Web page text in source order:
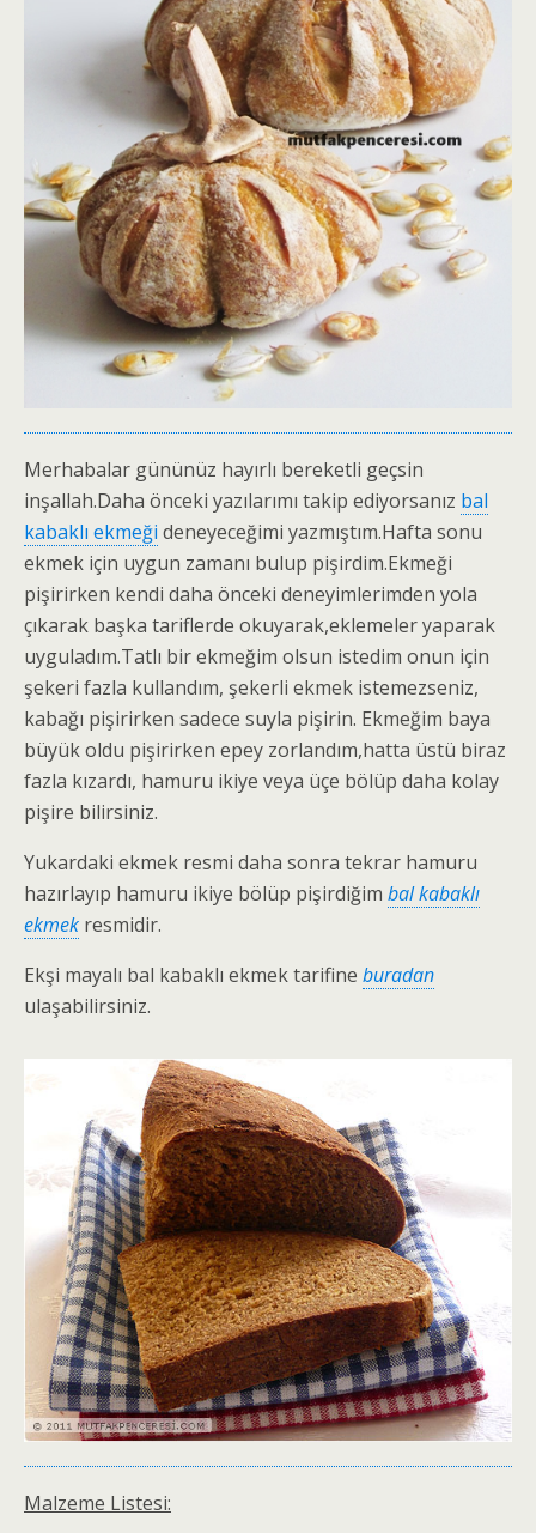
Merhabalar gününüz hayırlı bereketli geçsin
inşallah.Daha önceki yazılarımı takip ediyorsanız bal
kabaklı ekmeği deneyeceğimi yazmıştım.Hafta sonu
ekmek için uygun zamanı bulup pişirdim.Ekmeği
pişirirken kendi daha önceki deneyimlerimden yola
çıkarak başka tariflerde okuyarak,eklemeler yaparak
uyguladım.Tatlı bir ekmeğim olsun istedim onun için
şekeri fazla kullandım, şekerli ekmek istemezseniz,
kabağı pişirirken sadece suyla pişirin. Ekmeğim baya
büyük oldu pişirirken epey zorlandım,hatta üstü biraz
fazla kızardı, hamuru ikiye veya üçe bölüp daha kolay
pişire bilirsiniz.
Yukardaki ekmek resmi daha sonra tekrar hamuru
hazırlayıp hamuru ikiye bölüp pişirdiğim bal kabaklı
ekmek resmidir.
Ekşi mayalı bal kabaklı ekmek tarifine buradan
ulaşabilirsiniz.
Malzeme Listesi: